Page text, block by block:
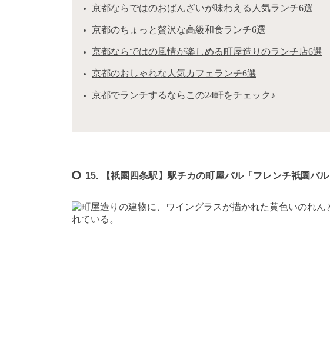
京都ならではのおばんざいが味わえる人気ランチ6選
京都のちょっと贅沢な高級和食ランチ6選
京都ならではの風情が楽しめる町屋造りのランチ店6選
京都のおしゃれな人気カフェランチ6選
京都でランチするならこの24軒をチェック♪
15. 【祇園四条駅】駅チカの町屋バル「フレンチ祇園バル